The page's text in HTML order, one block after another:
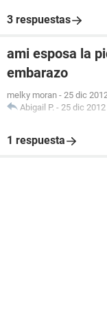
3 respuestas
ami esposa la
embarazo
melky moran - 25 dic
Abigail P. - 25 dic
1 respuesta